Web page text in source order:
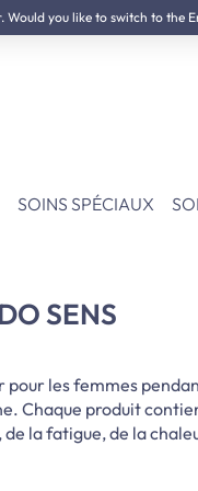
you like to switch to the
SOINS SPÉCIAUX
SENS
les femmes
Chaque produit
la fatigue, de la